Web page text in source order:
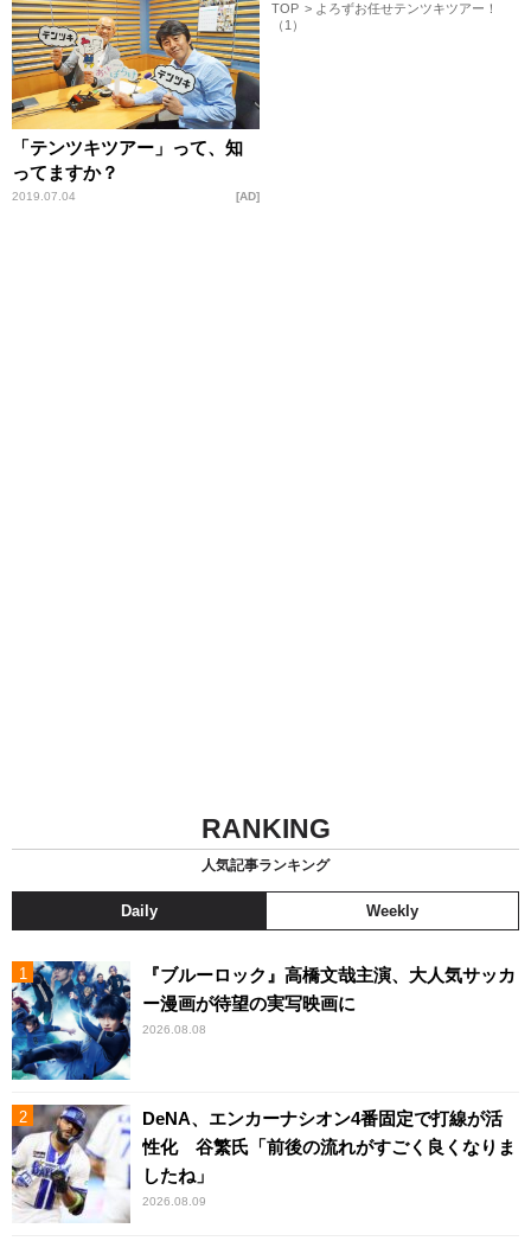
「テンツキツアー」って、知
ってますか？
2019.07.04 AD
TOP
よろずお任せテンツキツアー！
（1）
RANKING
人気記事ランキング
Daily Weekly
『ブルーロック』高橋文哉主演、大人気サッカ
ー漫画が待望の実写映画に
2026.08.08
DeNA、エンカーナシオン4番固定で打線が活
性化 谷繁氏「前後の流れがすごく良くなりま
したね」
2026.08.09